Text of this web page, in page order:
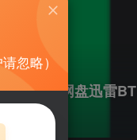
_百度网盘迅雷BT
忽略）